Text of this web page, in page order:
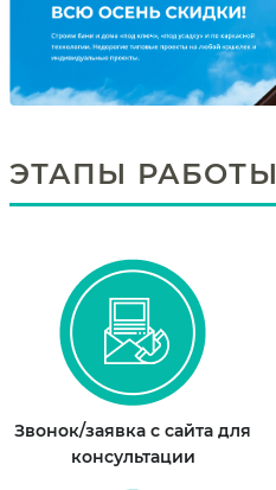
ЭТАПЫ РАБОТЫ
Звонок/заявка с сайта для
консультации